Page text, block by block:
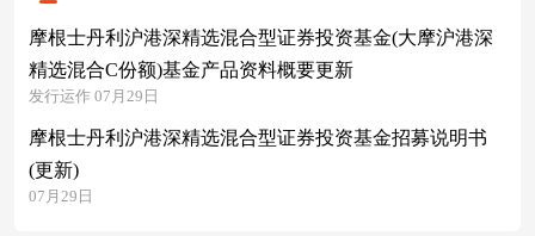
摩根士丹利沪港深精选混合型证券投资基金(大摩沪港深
精选混合C份额)基金产品资料概要更新
发行运作 07月29日
摩根士丹利沪港深精选混合型证券投资基金招募说明书
(更新)
07月29日